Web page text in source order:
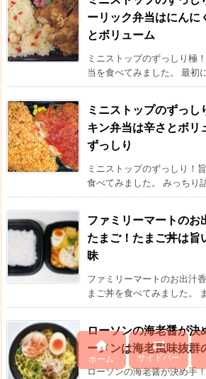
ーリック弁当はにんに
とボリューム
ミニストップのずっしり極
当を食べてみました。 最初
ミニストップのずっし
キン弁当は辛さとボリ
ずっしり
ミニストップのずっしり！
食べてみました。 みっちり
ファミリーマートのお
たまご！たまご丼は旨
昧
ファミリーマートのお出汁
まご丼を食べてみました。
ローソンの海老醤が決
ーメンは海老風味抜群
ローソンの海老醤が決め手

ホーム

サイドバー